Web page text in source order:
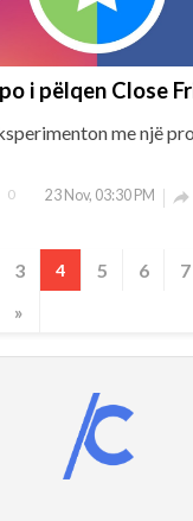
i pëlqen Close
me një
0 23 Nov, 03:30 PM 
3 4 5 6 7
»